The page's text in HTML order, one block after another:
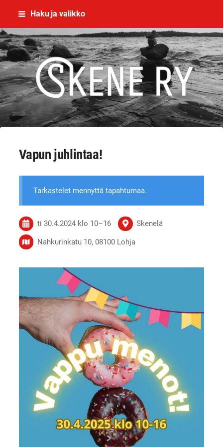
Siirry
sisältöön
Haku ja valikko
Skene - yhdessä rikoksettomaan
Vapun juhlintaa!
Tarkastelet mennyttä tapahtumaa.
ti 30.4.2024 klo 10–16 Skenelä
Nahkurinkatu 10, 08100 Lohja